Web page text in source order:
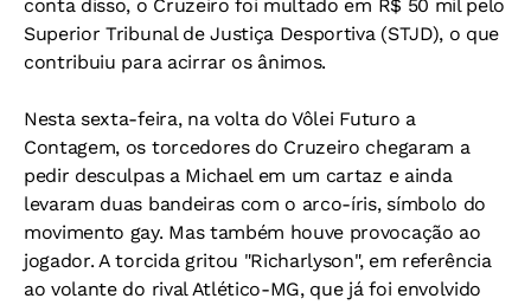
conta disso, o Cruzeiro foi multado em R$ 50 mil pelo
Superior Tribunal de Justiça Desportiva (STJD), o que
contribuiu para acirrar os ânimos.
Nesta sexta-feira, na volta do Vôlei Futuro a
Contagem, os torcedores do Cruzeiro chegaram a
pedir desculpas a Michael em um cartaz e ainda
levaram duas bandeiras com o arco-íris, símbolo do
movimento gay. Mas também houve provocação ao
jogador. A torcida gritou "Richarlyson", em referência
ao volante do rival Atlético-MG, que já foi envolvido